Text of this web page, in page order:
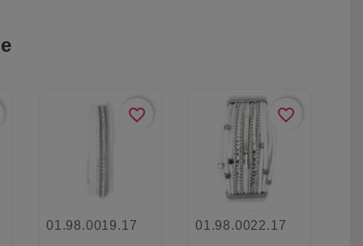
favorite_border
01.98.0019.17
favorite_border
01.98.0022.17